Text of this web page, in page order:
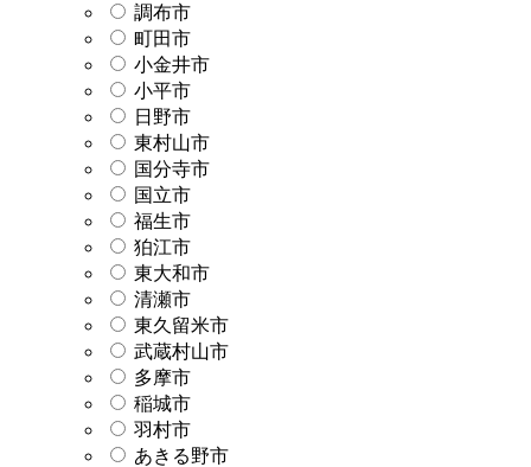
調布市
町田市
小金井市
小平市
日野市
東村山市
国分寺市
国立市
福生市
狛江市
東大和市
清瀬市
東久留米市
武蔵村山市
多摩市
稲城市
羽村市
あきる野市